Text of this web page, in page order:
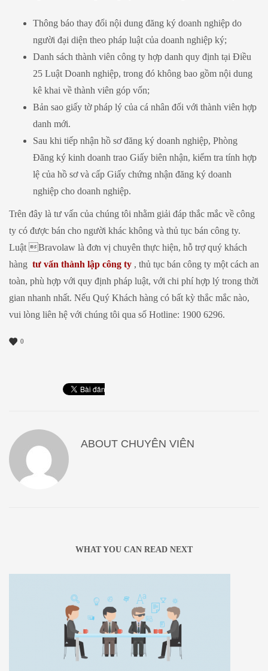
Thông báo thay đổi nội dung đăng ký doanh nghiệp do
người đại diện theo pháp luật của doanh nghiệp ký;
Danh sách thành viên công ty hợp danh quy định tại Điều
25 Luật Doanh nghiệp, trong đó không bao gồm nội dung
kê khai về thành viên góp vốn;
Bản sao giấy tờ pháp lý của cá nhân đối với thành viên hợp
danh mới.
Sau khi tiếp nhận hồ sơ đăng ký doanh nghiệp, Phòng
Đăng ký kinh doanh trao Giấy biên nhận, kiểm tra tính hợp
lệ của hồ sơ và cấp Giấy chứng nhận đăng ký doanh
nghiệp cho doanh nghiệp.
Trên đây là tư vấn của chúng tôi nhằm giải đáp thắc mắc về công
ty có được bán cho người khác không và thủ tục bán công ty.
Luật Bravolaw là đơn vị chuyên thực hiện, hỗ trợ quý khách
hàng tư vấn thành lập công ty , thủ tục bán công ty một cách an
toàn, phù hợp với quy định pháp luật, với chi phí hợp lý trong thời
gian nhanh nhất. Nếu Quý Khách hàng có bất kỳ thắc mắc nào,
vui lòng liên hệ với chúng tôi qua số Hotline: 1900 6296.
0
ABOUT CHUYÊN VIÊN
WHAT YOU CAN READ NEXT